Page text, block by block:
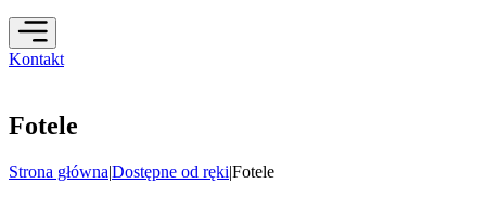
Kontakt
Fotele
Strona główna|Dostępne od ręki|Fotele